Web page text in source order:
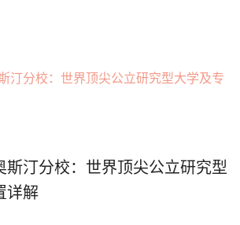
斯汀分校：世界顶尖公立研究型
详解